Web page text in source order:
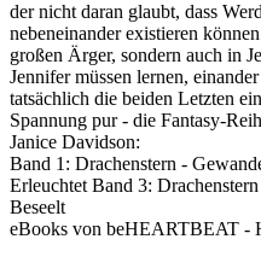
der nicht daran glaubt, dass
nebeneinander existieren
großen Ärger, sondern auch in
Jennifer müssen lernen,
tatsächlich die beiden Letzten
Spannung pur - die Fantasy-
Janice Davidson:
Band 1: Drachenstern -
Erleuchtet Band 3:
Beseelt
eBooks von beHEARTBEAT -